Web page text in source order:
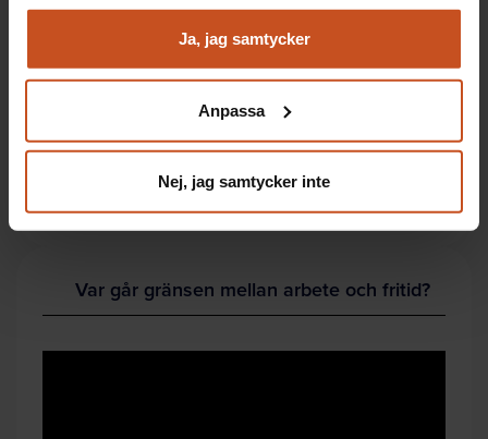
Analysera trafik för att kunna visa riktad information
Du kan när som helst återta ditt godkännande genom att
integritet@suntarbetsliv.se.
Ja, jag samtycker
Anpassa
Nej, jag samtycker inte
Seminariet hade titeln
Framtidens kontorsarbete: hur
ska arbetet organiseras efter pandemin?
arbete och sysselsättning (WE) vid Göteborgs
universitet.
Här kan du läsa mer om seminariet.
Var går gränsen mellan arbete och fritid?